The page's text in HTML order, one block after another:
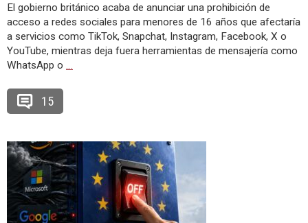
El gobierno británico acaba de anunciar una prohibición de
acceso a redes sociales para menores de 16 años que afectaría
a servicios como TikTok, Snapchat, Instagram, Facebook, X o
YouTube, mientras deja fuera herramientas de mensajería como
WhatsApp o …
15